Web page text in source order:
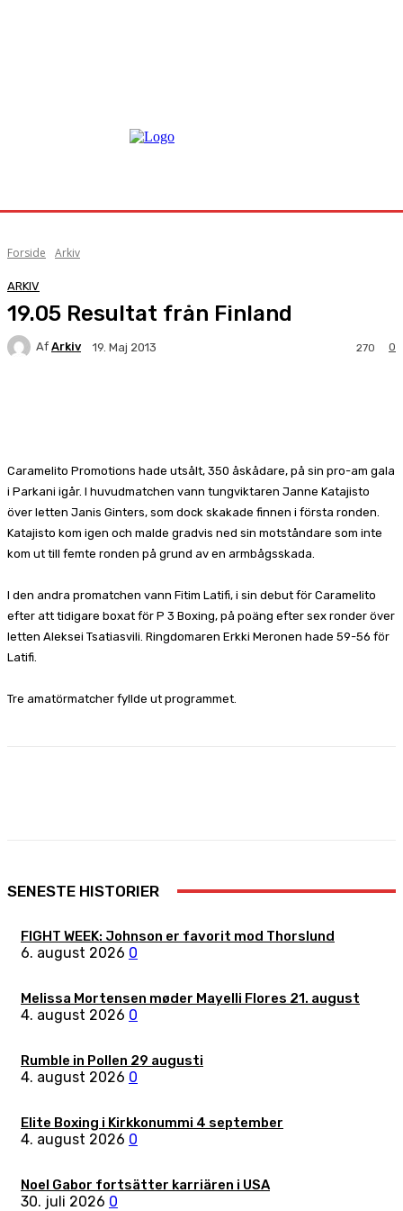
Forside Arkiv
ARKIV
19.05 Resultat från Finland
Af Arkiv 19. Maj 2013 0
270
Caramelito Promotions hade utsålt, 350 åskådare, på sin pro-am gala
i Parkani igår. I huvudmatchen vann tungviktaren Janne Katajisto
över letten Janis Ginters, som dock skakade finnen i första ronden.
Katajisto kom igen och malde gradvis ned sin motståndare som inte
kom ut till femte ronden på grund av en armbågsskada.
I den andra promatchen vann Fitim Latifi, i sin debut för Caramelito
efter att tidigare boxat för P 3 Boxing, på poäng efter sex ronder över
letten Aleksei Tsatiasvili. Ringdomaren Erkki Meronen hade 59-56 för
Latifi.
Tre amatörmatcher fyllde ut programmet.
SENESTE HISTORIER
FIGHT WEEK: Johnson er favorit mod Thorslund
6. august 2026 0
Melissa Mortensen møder Mayelli Flores 21. august
4. august 2026 0
Rumble in Pollen 29 augusti
4. august 2026 0
Elite Boxing i Kirkkonummi 4 september
4. august 2026 0
Noel Gabor fortsätter karriären i USA
30. juli 2026 0